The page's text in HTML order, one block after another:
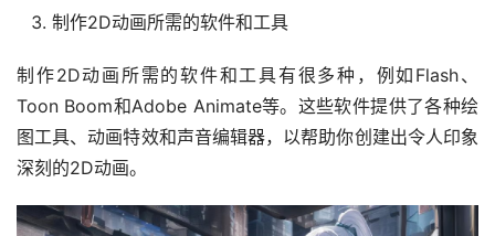
制作2D动画所需的软件和工具
制作2D动画所需的软件和工具有很多种，例如Flash、
Toon Boom和Adobe Animate等。这些软件提供了各种绘
图工具、动画特效和声音编辑器，以帮助你创建出令人印象
深刻的2D动画。